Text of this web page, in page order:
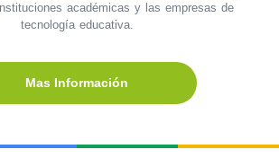
académicas y las empresas de
tecnología educativa.
Mas Información